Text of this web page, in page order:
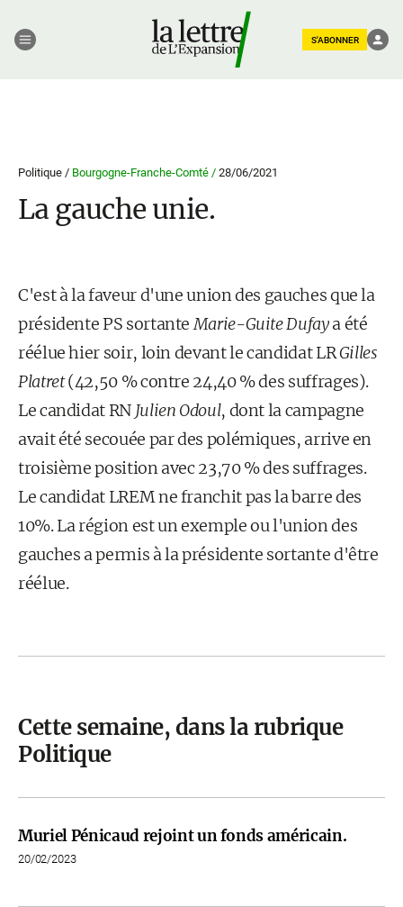
S'ABONNER
Politique / Bourgogne-Franche-Comté / 28/06/2021
La gauche unie.
C'est à la faveur d'une union des gauches que la
présidente PS sortanteMarie-Guite Dufaya été
réélue hier soir, loin devant le candidat LRGilles
Platret(42,50 % contre 24,40 % des suffrages).
Le candidat RN Julien Odoul, dont la campagne
avait été secouée par des polémiques, arrive en
troisième position avec 23,70 % des suffrages.
Le candidat LREM ne franchit pas la barre des
10%. La région est un exemple ou l'union des
gauches a permis à la présidente sortante d'être
réélue.
Cette semaine, dans la rubrique
Politique
Muriel Pénicaud rejoint un fonds américain.
20/02/2023